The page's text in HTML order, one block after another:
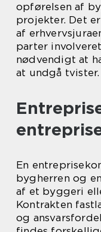
opførelsen af
projekter. Det
af
parter
nødvendigt at
at undgå tvister.
En
bygherren og
af et byggeri
Kontrakten
og